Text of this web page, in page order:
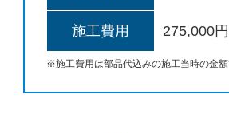
施工費用 275,000
※施工費用は部品代込みの施工当時の金